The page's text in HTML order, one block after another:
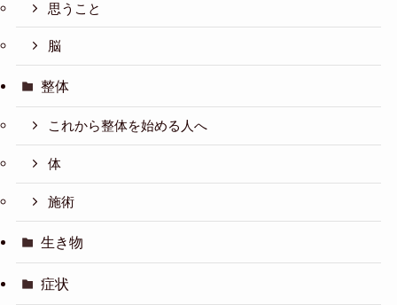
思うこと
脳
整体
これから整体を始める人へ
体
施術
生き物
症状